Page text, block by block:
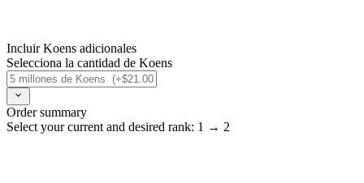
Incluir Koens adicionales
Selecciona la cantidad de Koens
Order summary
Select your current and desired rank: 1 → 2